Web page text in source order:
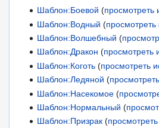
Шаблон:Боевой (просмотреть
Шаблон:Водный (
Шаблон:Волшебный (
Шаблон:Дракон (просмотреть
Шаблон:Коготь (просмотреть
Шаблон:Ледяной (
Шаблон:Насекомое (
Шаблон:Нормальный (
Шаблон:Призрак (